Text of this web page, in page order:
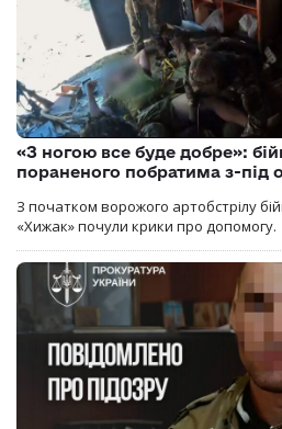
«З ногою все буде добре»:
пораненого побратима з-під
З початком ворожого артобстрілу
«Хижак» почули крики про допомогу.